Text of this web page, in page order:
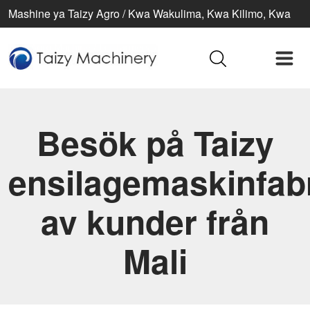
Mashine ya Taizy Agro / Kwa Wakulima, Kwa Kilimo, Kwa
Besök på Taizy
av kunder från
Mali